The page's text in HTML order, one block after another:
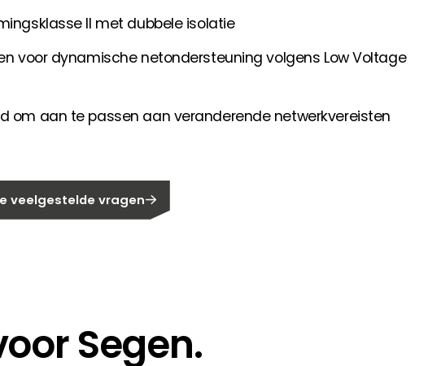
II met dubbele isolatie
voor dynamische netondersteuning volgens Low Voltage
om aan te passen aan veranderende netwerkvereisten
veelgestelde vragen
Segen.